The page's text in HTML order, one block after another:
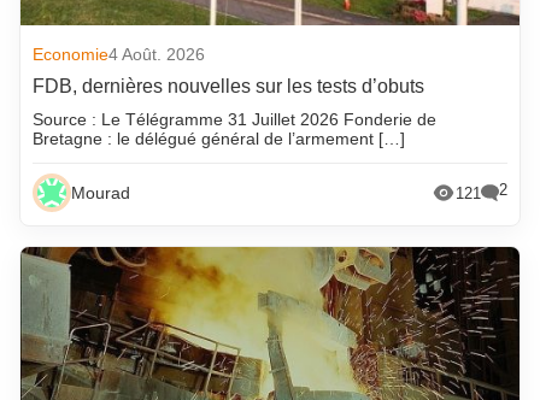
Economie4 Août. 2026
FDB, dernières nouvelles sur les tests d’obuts
Source : Le Télégramme 31 Juillet 2026 Fonderie de
Bretagne : le délégué général de l’armement […]
Mourad 121 2